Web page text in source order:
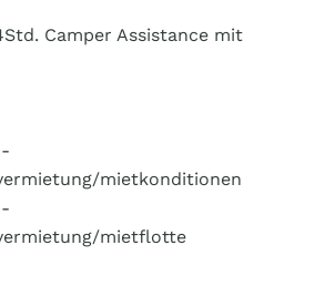
Camper Assistance mit
mietkonditionen
mietflotte